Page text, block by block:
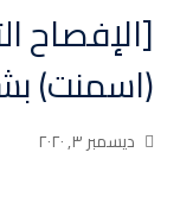
[الإفصاح
(اسمنت)
ديسمبر ٣, ٢٠٢٠